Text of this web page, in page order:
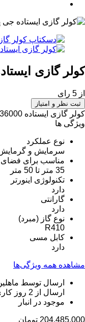
کولر گازی
از 5 رای
ثبت نظر و امتیاز
کولر گازی ایستاده 36000 اینورتر یکی از محصولات برند جی پلاس می باشد. دارای دو عملکرد سرمایش و گرمایشی با فناوری اینورتر مناسب استفاده در مناطق گرمسیری می باشد.
ویژگی ها
نوع عملکرد
سرمایش و
مناسب برای فضای
35 متر تا 50 متر
تکنولوژی اینورتر
دارد
گارانتی
دارد
نوع گاز (مبرد)
R410
کابل مسی
دارد
مشاهده همه ویژگی‌ها
ارسال توسط
ارسال از 2 روز کاری دیگر
موجود در انبار
204,485,000 تومان